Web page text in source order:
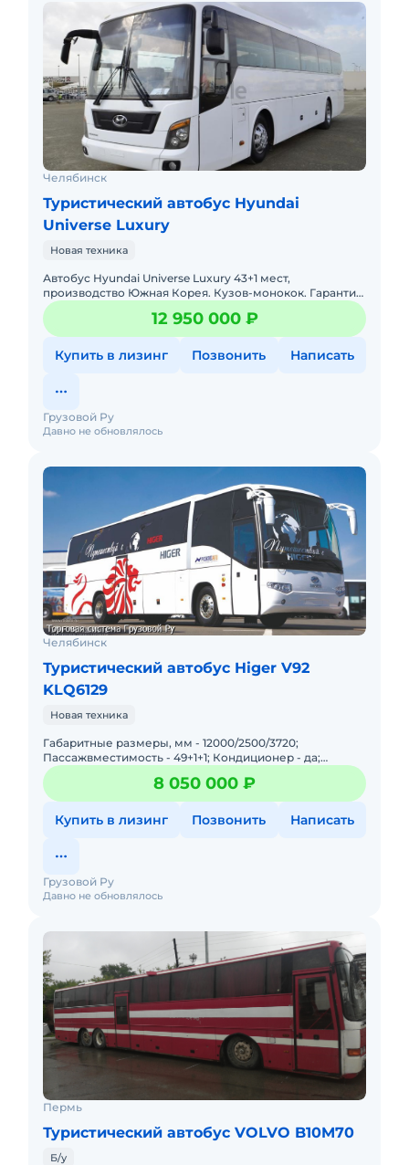
Челябинск
Туристический автобус Hyundai
Universe Luxury
Новая техника
Автобус Hyundai Universe Luxury 43+1 мест,
производство Южная Корея. Кузов-монокок. Гарантия
завода-производителя 3 г. или 100 тыс. км. Тип коробки
переключения
12 950 000 ₽
Купить в лизинг Позвонить Написать
Давно не обновлялось
Грузовой Ру
Челябинск
Туристический автобус Higer V92
KLQ6129
Новая техника
Габаритные размеры, мм - 12000/2500/3720;
Пассажвместимость - 49+1+1; Кондиционер - да;
Модель двигателя - Cummins ISLe 340 40 (Евро 4);
Мощность двигателя8 050 000 ₽
Купить в лизинг Позвонить Написать
Давно не обновлялось
Грузовой Ру
Пермь
Туристический автобус VOLVO B10M70
Б/у